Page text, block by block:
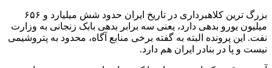
بزرگ ‌ترین کلاهبرداری در تاریخ ایران حدود شش ‌میلیارد و ۶۵۶
میلیون یورو بدهی دارد، یعنی سه برابر بدهی بابک زنجانی به وزارت
نفت. این پرونده‌ البته به گفته برخی منابع آگاه، محدود به پتروشیمی
نیست و پا در بنادر ایران هم دارد.